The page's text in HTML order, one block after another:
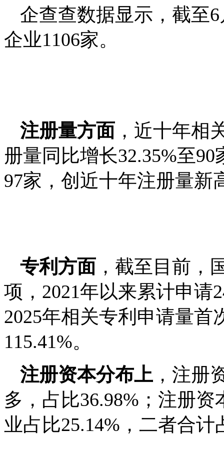
企查查数据显示，截至
企业1106家。
注册量方面 ，近十年相
册量同比增长32.35%至
97家，创近十年注册量新
专利方面 ，截至目前，
项，2021年以来累计申请
2025年相关专利申请量首
115.41%。
注册资本分布上 ，注册
多，占比36.98%；注册
业占比25.14%，二者合计